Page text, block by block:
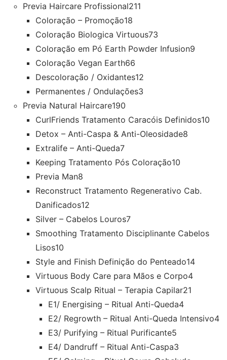
Previa Haircare Profissional211
Coloração – Promoção18
Coloração Biologica Virtuous73
Coloração em Pó Earth Powder Infusion9
Coloração Vegan Earth66
Descoloração / Oxidantes12
Permanentes / Ondulações3
Previa Natural Haircare190
CurlFriends Tratamento Caracóis Definidos10
Detox – Anti-Caspa & Anti-Oleosidade8
Extralife – Anti-Queda7
Keeping Tratamento Pós Coloração10
Previa Man8
Reconstruct Tratamento Regenerativo Cab.
Danificados12
Silver – Cabelos Louros7
Smoothing Tratamento Disciplinante Cabelos
Lisos10
Style and Finish Definição do Penteado14
Virtuous Body Care para Mãos e Corpo4
Virtuous Scalp Ritual – Terapia Capilar21
E1/ Energising – Ritual Anti-Queda4
E2/ Regrowth – Ritual Anti-Queda Intensivo4
E3/ Purifying – Ritual Purificante5
E4/ Dandruff – Ritual Anti-Caspa3